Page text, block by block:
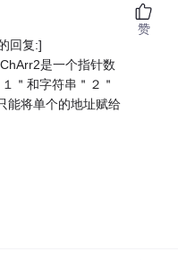
回复:]
是一个指针数
＂和字符串＂２＂
能将单个的地址赋给
赞